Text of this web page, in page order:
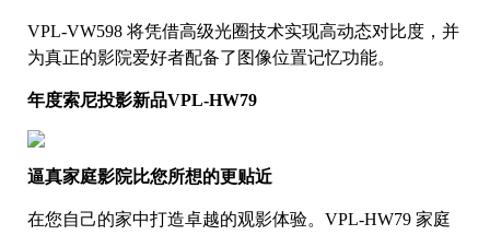
VPL-VW598 将凭借高级光圈技术实现高动态对比度，并
为真正的影院爱好者配备了图像位置记忆功能。
年度索尼投影新品VPL-HW79
逼真家庭影院比您所想的更贴近
在您自己的家中打造卓越的观影体验。VPL-HW79 家庭